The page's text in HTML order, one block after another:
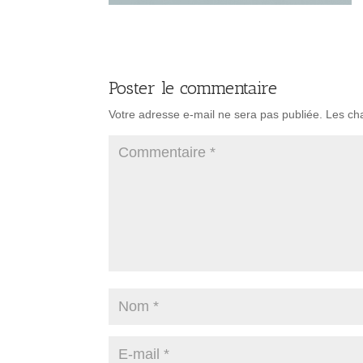
Poster le commentaire
Votre adresse e-mail ne sera pas publiée. Les